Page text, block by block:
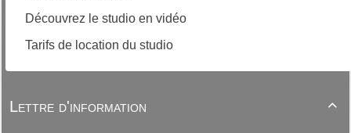
Découvrez le studio en vidéo
Tarifs de location du studio

Lettre d'information